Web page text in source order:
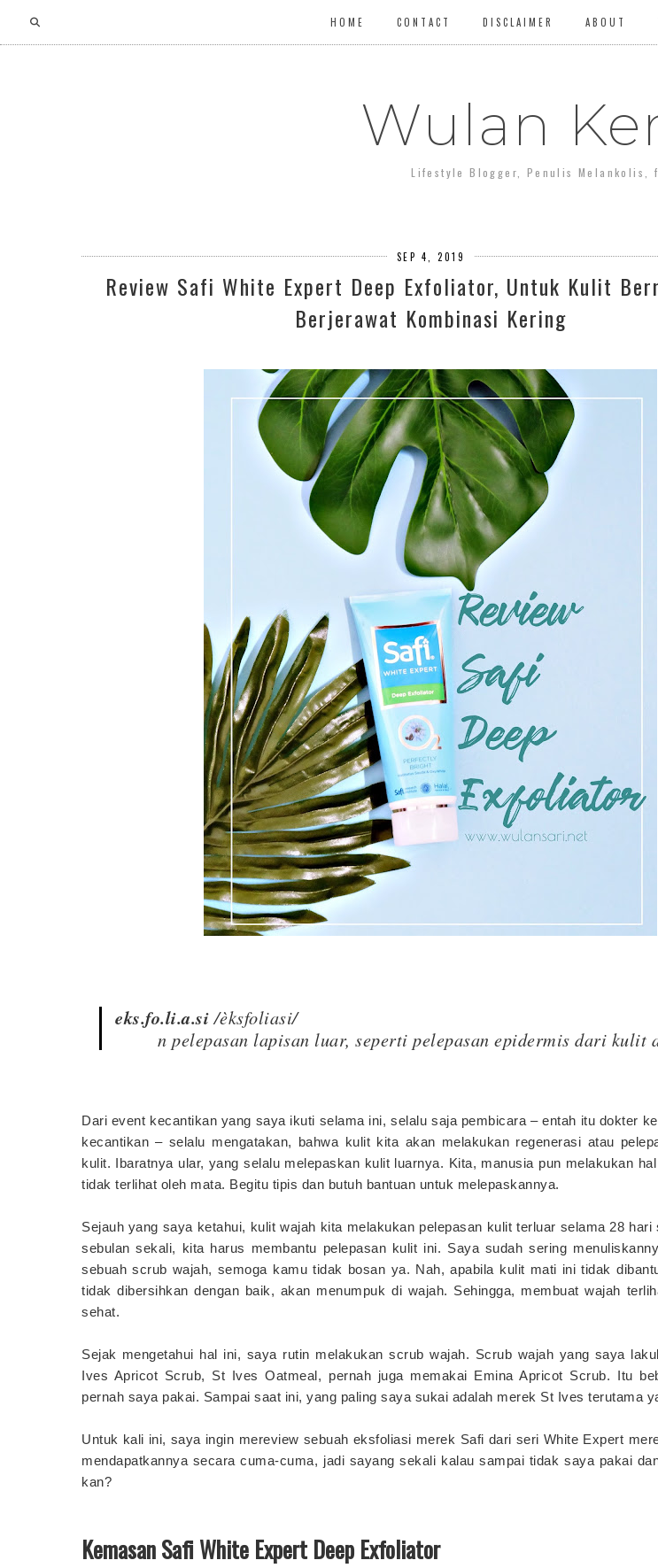
HOME CONTACT DISCLAIMER ABOUT
Wulan
Lifestyle Blogger, Penulis Melankolis,
SEP 4, 2019
Review Safi White Expert Deep Exfoliator, Untuk Kulit
Berjerawat Kombinasi Kering
eks.fo.li.a.si/èksfoliasi/
n pelepasan lapisan luar, seperti pelepasan epidermis dari kulit
Dari event kecantikan yang saya ikuti selama ini, selalu saja pembicara – entah itu dokter
kecantikan – selalu mengatakan, bahwa kulit kita akan melakukan regenerasi atau
kulit. Ibaratnya ular, yang selalu melepaskan kulit luarnya. Kita, manusia pun melakukan
tidak terlihat oleh mata. Begitu tipis dan butuh bantuan untuk melepaskannya.
Sejauh yang saya ketahui, kulit wajah kita melakukan pelepasan kulit terluar selama 28 hari
sebulan sekali, kita harus membantu pelepasan kulit ini. Saya sudah sering
sebuah scrub wajah, semoga kamu tidak bosan ya. Nah, apabila kulit mati ini tidak
tidak dibersihkan dengan baik, akan menumpuk di wajah. Sehingga, membuat wajah
sehat.
Sejak mengetahui hal ini, saya rutin melakukan scrub wajah. Scrub wajah yang saya
Ives Apricot Scrub, St Ives Oatmeal, pernah juga memakai Emina Apricot Scrub. Itu
pernah saya pakai. Sampai saat ini, yang paling saya sukai adalah merek St Ives terutama
Untuk kali ini, saya ingin mereview sebuah eksfoliasi merek Safi dari seri White Expert
mendapatkannya secara cuma-cuma, jadi sayang sekali kalau sampai tidak saya pakai
kan?
Kemasan Safi White Expert Deep Exfoliator